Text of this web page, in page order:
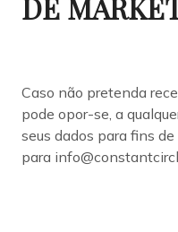
DE
Caso não pretenda
pode opor-se, a
seus dados para fins
para